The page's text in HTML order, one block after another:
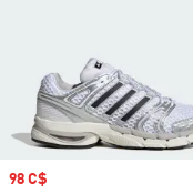
Prix soldé
98 C$